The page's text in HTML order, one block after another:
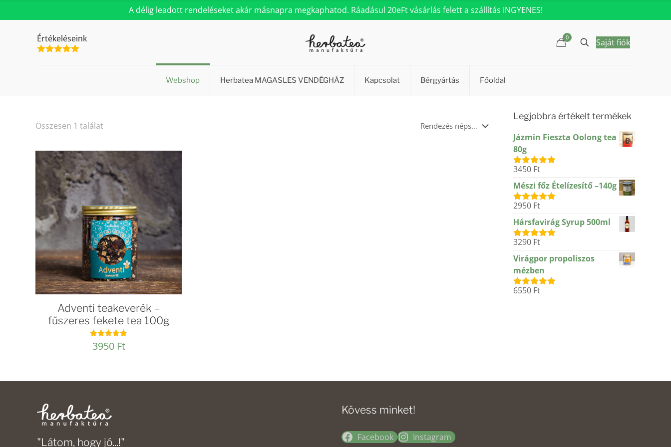
A délig leadott rendeléseket akár másnapra megkaphatod. Ráadásul 20eFt vásárlás felett a szállítás INGYENES!
Értékeléseink
Webshop Herbatea MAGASLES VENDÉGHÁZ Kapcsolat Bérgyártás Főoldal
0 Saját fiók
Összesen 1 találat
Adventi teakeverék –
fűszeres fekete tea 100g
Értékelés:
4.82
3950 Ft
Legjobbra értékelt termékek
Jázmin Fieszta Oolong tea
80g
Értékelés:
3450 Ft
Mészi főz Ételízesítő –140g
Értékelés:
2950 Ft
Hársfavirág Syrup 500ml
Értékelés:
3290 Ft
Virágpor propoliszos
mézben
Értékelés:
6550 Ft
"Látom, hogy jó...!"
Kövess minket!
Facebook Instagram